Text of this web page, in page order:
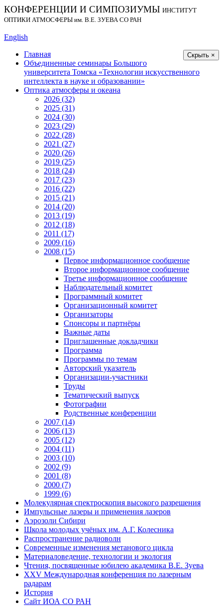
КОНФЕРЕНЦИИ И СИМПОЗИУМЫ ИНСТИТУТ
ОПТИКИ АТМОСФЕРЫ им. В.Е. ЗУЕВА СО РАН
English
Скрыть ×
Главная
Объединенные семинары Большого
университета Томска «Технологии искусственного
интеллекта в науке и образовании»
Оптика атмосферы и океана
2026 (32)
2025 (31)
2024 (30)
2023 (29)
2022 (28)
2021 (27)
2020 (26)
2019 (25)
2018 (24)
2017 (23)
2016 (22)
2015 (21)
2014 (20)
2013 (19)
2012 (18)
2011 (17)
2009 (16)
2008 (15)
Первое информационное сообщение
Второе информационное сообщение
Третье информационное сообщение
Наблюдательный комитет
Программный комитет
Организационный комитет
Организаторы
Спонсоры и партнёры
Важные даты
Приглашенные докладчики
Программа
Программы по темам
Авторский указатель
Организации-участники
Труды
Тематический выпуск
Фотографии
Родственные конференции
2007 (14)
2006 (13)
2005 (12)
2004 (11)
2003 (10)
2002 (9)
2001 (8)
2000 (7)
1999 (6)
Молекулярная спектроскопия высокого разрешения
Импульсные лазеры и применения лазеров
Аэрозоли Сибири
Школа молодых учёных им. А.Г. Колесника
Распространение радиоволн
Современные изменения метанового цикла
Материаловедение, технологии и экология
Чтения, посвященные юбилею академика В.Е. Зуева
XXV Международная конференция по лазерным
радарам
История
Сайт ИОА СО РАН